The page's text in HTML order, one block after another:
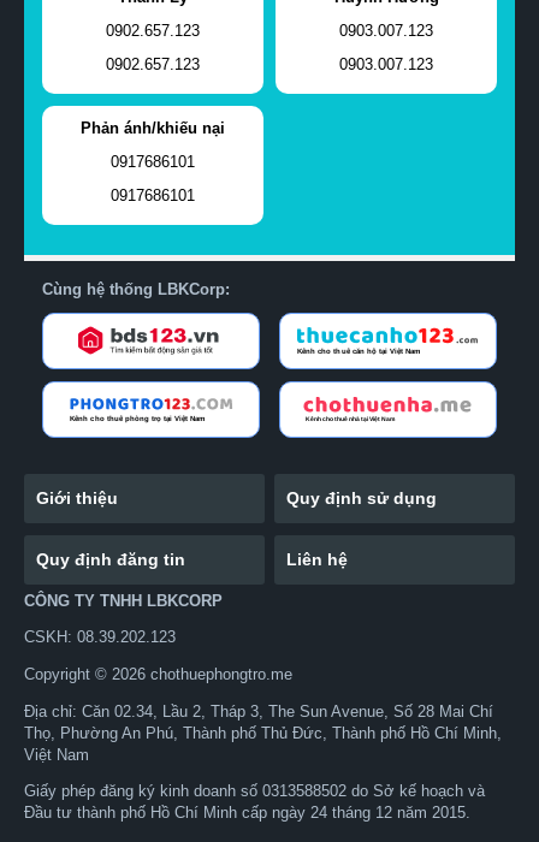
0902.657.123
0902.657.123
0903.007.123
0903.007.123
Phản ánh/khiếu nại
0917686101
0917686101
Cùng hệ thống LBKCorp:
Giới thiệu Quy định sử dụng
Quy định đăng tin Liên hệ
CÔNG TY TNHH LBKCORP
CSKH: 08.39.202.123
Copyright © 2026 chothuephongtro.me
Địa chỉ: Căn 02.34, Lầu 2, Tháp 3, The Sun Avenue, Số 28 Mai Chí
Thọ, Phường An Phú, Thành phố Thủ Đức, Thành phố Hồ Chí Minh,
Việt Nam
Giấy phép đăng ký kinh doanh số 0313588502 do Sở kế hoạch và
Đầu tư thành phố Hồ Chí Minh cấp ngày 24 tháng 12 năm 2015.